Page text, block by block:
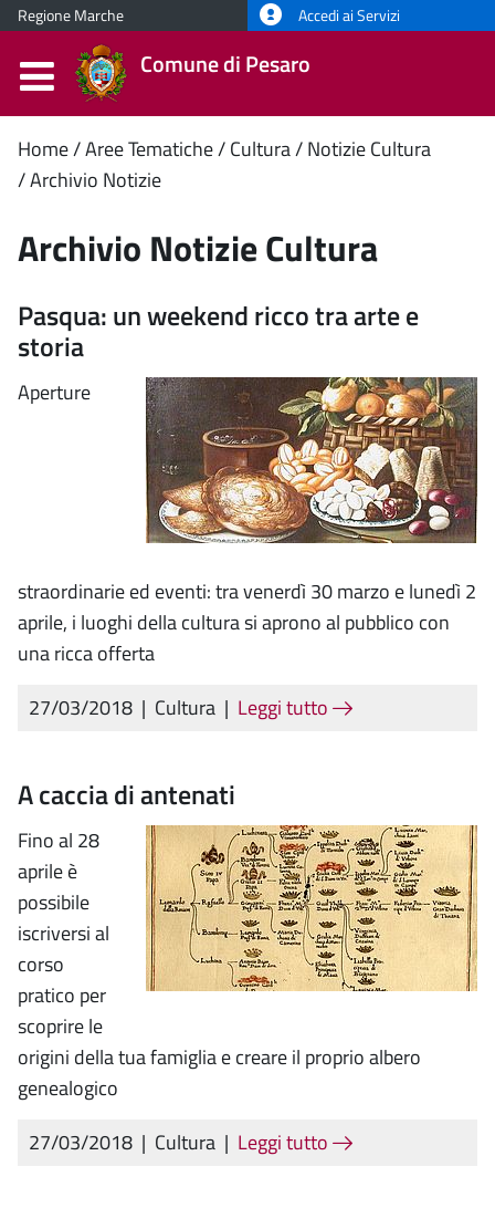
Regione Marche Accedi ai Servizi
Comune di Pesaro
Contenuto
Home Aree Tematiche Cultura Notizie Cultura
Archivio Notizie
Archivio Notizie Cultura
Pasqua: un weekend ricco tra arte e
storia
Aperture
straordinarie ed eventi: tra venerdì 30 marzo e lunedì 2
aprile, i luoghi della cultura si aprono al pubblico con
una ricca offerta
27/03/2018 | Cultura | Leggi tutto
A caccia di antenati
Fino al 28
aprile è
possibile
iscriversi al
corso
pratico per
scoprire le
origini della tua famiglia e creare il proprio albero
genealogico
27/03/2018 | Cultura | Leggi tutto